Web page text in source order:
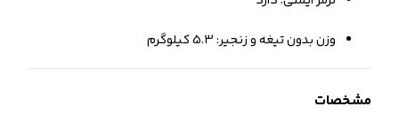
وزن بدون تیغه و زنجیر: 5.3 کیلوگرم
مشخصات